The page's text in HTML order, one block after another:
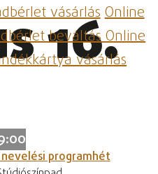
vásárlásOnline
beváltásOnline
vásárlás
16.
nevelési programhét